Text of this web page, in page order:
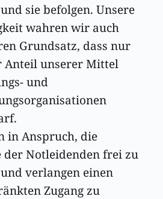
sie befolgen. Unsere
wahren wir auch
Grundsatz, dass nur
Anteil unserer Mittel
und
in Anspruch, die
der Notleidenden frei zu
verlangen einen
Zugang zu